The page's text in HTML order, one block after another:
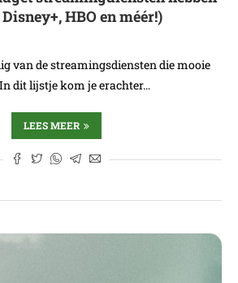
HBO en méér!)
van de streamingsdiensten die mooie
dit lijstje kom je erachter…
LEES MEER